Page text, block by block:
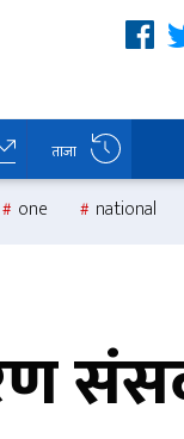
ताजा
one national